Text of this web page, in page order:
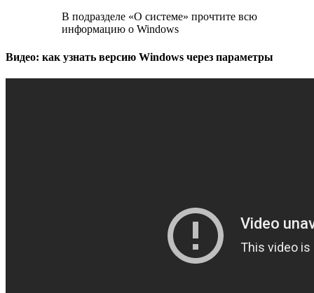
В подразделе «О системе» прочтите всю
информацию о Windows
Видео: как узнать версию Windows через параметры